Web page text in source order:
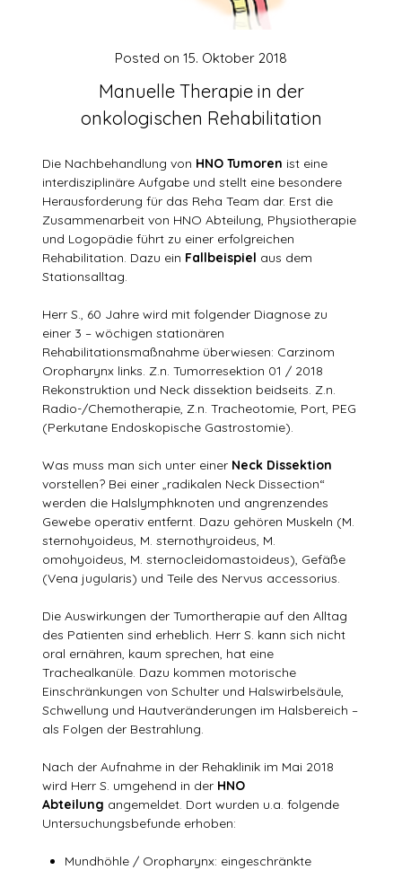
Manuelle Therapie in der
onkologischen Rehabilitation
Posted on 15. Oktober 2018
Die Nachbehandlung von HNO Tumoren ist eine
interdisziplinäre Aufgabe und stellt eine besondere
Herausforderung für das Reha Team dar. Erst die
Zusammenarbeit von HNO Abteilung, Physiotherapie
und Logopädie führt zu einer erfolgreichen
Rehabilitation. Dazu ein Fallbeispiel aus dem
Stationsalltag.
Herr S., 60 Jahre wird mit folgender Diagnose zu
einer 3 – wöchigen stationären
Rehabilitationsmaßnahme überwiesen: Carzinom
Oropharynx links. Z.n. Tumorresektion 01 / 2018
Rekonstruktion und Neck dissektion beidseits. Z.n.
Radio-/Chemotherapie, Z.n. Tracheotomie, Port, PEG
(Perkutane Endoskopische Gastrostomie).
Was muss man sich unter einer Neck Dissektion
vorstellen? Bei einer „radikalen Neck Dissection“
werden die Halslymphknoten und angrenzendes
Gewebe operativ entfernt. Dazu gehören Muskeln (M.
sternohyoideus, M. sternothyroideus, M.
omohyoideus, M. sternocleidomastoideus), Gefäße
(Vena jugularis) und Teile des Nervus accessorius.
Die Auswirkungen der Tumortherapie auf den Alltag
des Patienten sind erheblich. Herr S. kann sich nicht
oral ernähren, kaum sprechen, hat eine
Trachealkanüle. Dazu kommen motorische
Einschränkungen von Schulter und Halswirbelsäule,
Schwellung und Hautveränderungen im Halsbereich –
als Folgen der Bestrahlung.
Nach der Aufnahme in der Rehaklinik im Mai 2018
wird Herr S. umgehend in der HNO
Abteilung angemeldet. Dort wurden u.a. folgende
Untersuchungsbefunde erhoben:
Mundhöhle / Oropharynx: eingeschränkte